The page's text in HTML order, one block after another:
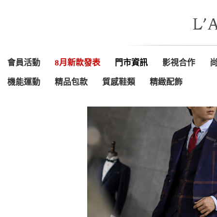
會員活動 8月新款發表 門市資訊 影視合作
機能運動 精品包款 質感鞋類 精緻配飾